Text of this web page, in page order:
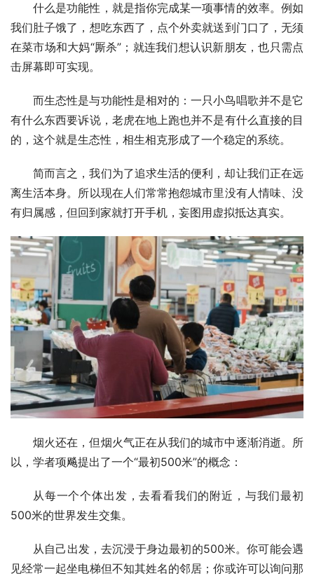
什么是功能性，就是指你完成某一项事情的效率。例如
我们肚子饿了，想吃东西了，点个外卖就送到门口了，无须
在菜市场和大妈“厮杀”；就连我们想认识新朋友，也只需点
击屏幕即可实现。
而生态性是与功能性是相对的：一只小鸟唱歌并不是它
有什么东西要诉说，老虎在地上跑也并不是有什么直接的目
的，这个就是生态性，相生相克形成了一个稳定的系统。
简而言之，我们为了追求生活的便利，却让我们正在远
离生活本身。所以现在人们常常抱怨城市里没有人情味、没
有归属感，但回到家就打开手机，妄图用虚拟抵达真实。
烟火还在，但烟火气正在从我们的城市中逐渐消逝。所
以，学者项飚提出了一个“最初500米”的概念：
从每一个个体出发，去看看我们的附近，与我们最初
500米的世界发生交集。
从自己出发，去沉浸于身边最初的500米。你可能会遇
见经常一起坐电梯但不知其姓名的邻居；你或许可以询问那